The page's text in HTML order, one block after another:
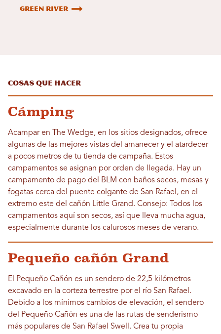
Green River
Cosas que hacer
Cámping
Acampar en The Wedge, en los sitios designados, ofrece
algunas de las mejores vistas del amanecer y el atardecer
a pocos metros de tu tienda de campaña. Estos
campamentos se asignan por orden de llegada. Hay un
campamento de pago del BLM con baños secos, mesas y
fogatas cerca del puente colgante de San Rafael, en el
extremo este del cañón Little Grand. Consejo: Todos los
campamentos aquí son secos, así que lleva mucha agua,
especialmente durante los calurosos meses de verano.
Pequeño cañón Grand
El Pequeño Cañón es un sendero de 22,5 kilómetros
excavado en la corteza terrestre por el río San Rafael.
Debido a los mínimos cambios de elevación, el sendero
del Pequeño Cañón es una de las rutas de senderismo
más populares de San Rafael Swell. Crea tu propia